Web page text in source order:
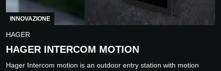
INNOVAZIONE
HAGER
HAGER INTERCOM MOTION
Hager Intercom motion is an outdoor entry station with motion